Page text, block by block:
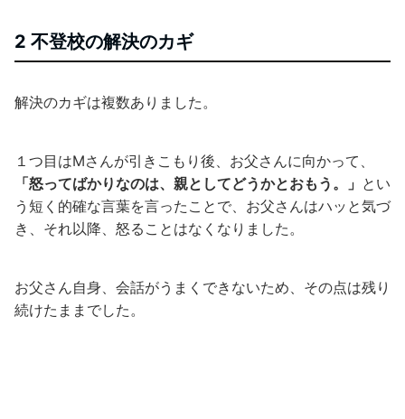
2 不登校の解決のカギ
解決のカギは複数ありました。
１つ目はMさんが引きこもり後、お父さんに向かって、
「怒ってばかりなのは、親としてどうかとおもう。」 とい
う短く的確な言葉を言ったことで、お父さんはハッと気づ
き、それ以降、怒ることはなくなりました。
お父さん自身、会話がうまくできないため、その点は残り
続けたままでした。